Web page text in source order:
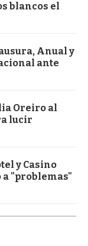
blancos el
Anual y
ante
Oreiro al
lucir
y Casino
a "problemas"